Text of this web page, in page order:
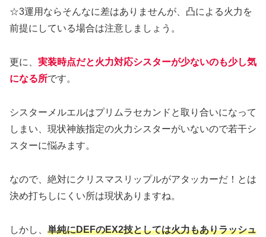
☆3運用ならそんなに差はありませんが、凸による火力を
前提にしている場合は注意しましょう。
更に、 実装時点だと火力対応シスターが少ないのも少し気
になる所です。
シスターメルエルはプリムラセカンドと取り合いになって
しまい、現状神族指定の火力シスターがいないので若干シ
スターに悩みます。
なので、絶対にクリスマスリップルがアタッカーだ！とは
決め打ちしにくい所は現状ありますね。
しかし、 単純にDEFのEX2技としては火力もありラッシュ